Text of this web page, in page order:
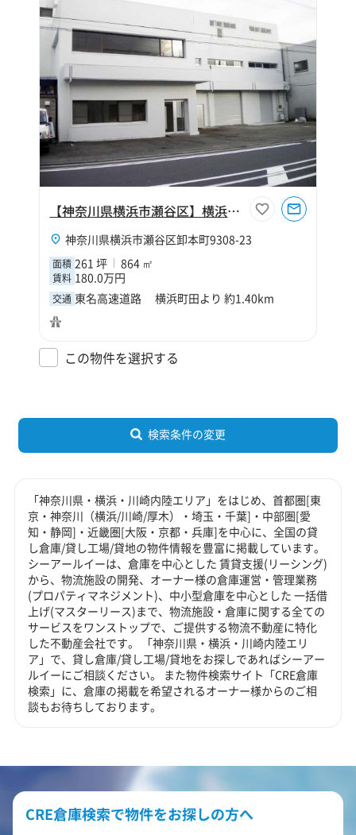
【神奈川県横浜市瀬谷区】横浜市瀬谷区卸本町261坪倉庫
神奈川県横浜市瀬谷区卸本町9308-23
面積 261 坪 864 ㎡
賃料 180.0万円
交通 東名高速道路 横浜町田より 約1.40km
この物件を選択する
検索条件の変更
「神奈川県・横浜・川崎内陸エリア」をはじめ、首都圏[東
京・神奈川（横浜/川崎/厚木）・埼玉・千葉]・中部圏[愛
知・静岡]・近畿圏[大阪・京都・兵庫]を中心に、全国の貸
し倉庫/貸し工場/貸地の物件情報を豊富に掲載しています。
シーアールイーは、倉庫を中心とした 賃貸支援(リーシング)
から、物流施設の開発、オーナー様の倉庫運営・管理業務
(プロパティマネジメント)、中小型倉庫を中心とした 一括借
上げ(マスターリース)まで、物流施設・倉庫に関する全ての
サービスをワンストップで、ご提供する物流不動産に特化
した不動産会社です。 「神奈川県・横浜・川崎内陸エリ
ア」で、貸し倉庫/貸し工場/貸地をお探しであればシーアー
ルイーにご相談ください。 また物件検索サイト「CRE倉庫
検索」に、倉庫の掲載を希望されるオーナー様からのご相
談もお待ちしております。
CRE倉庫検索で物件をお探しの方へ